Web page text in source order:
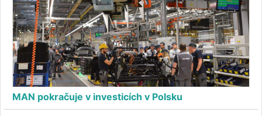
MAN pokračuje v investicích v Polsku